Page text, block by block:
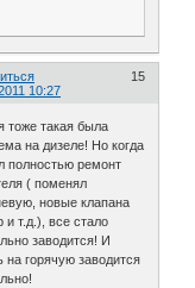
15
10:27
тоже такая была
на дизеле! Но когда
полностью ремонт
( поменял
новые клапана
и т.д.), все стало
заводится! И
на горячую заводится